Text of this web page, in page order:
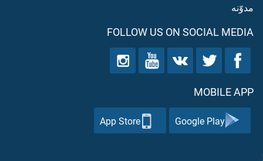
مدوّنه
FOLLOW US ON SOCIAL MEDIA
MOBILE APP
Google Play
App Store